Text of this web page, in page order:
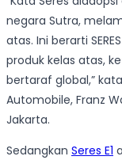
negara Sutra,
atas. Ini berarti
produk kelas atas,
bertaraf global,”
Automobile, Franz
Jakarta.
Sedangkan Seres E1